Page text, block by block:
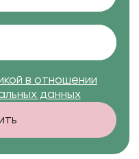
в отношении
данных